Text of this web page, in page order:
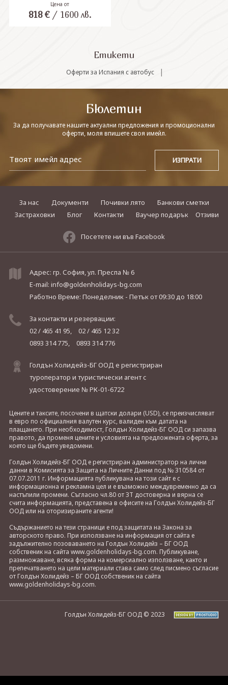
СВЪРЖЕТЕ СЕ С НАС
Цена от
818 €/ 1600 лв.
Етикети
Оферти за Испания с автобус |
Бюлетин
За да получавате нашите актуални предложения и промоционални
оферти, моля впишете своя имейл.
За нас Документи Почивки лято
Банкови сметки
Застраховки
Блог Контакти Ваучер подарък Отзиви
Посетете ни във Facebook
Адрес: гр. София, ул. Преспа № 6
E-mail: info@goldenholidays-bg.com
Работно Време: Понеделник - Петъкот 09:30 до 18:00
За контакти и резервации:
02 / 465 41 95,
02 / 465 12 32
0893 314 775,
0893 314 776
Голдън Холидейз-БГ ООД е регистриран
туроператор и туристически агент с
удостоверение № РК-01-6722
Цените и таксите, посочени в щатски долари (USD), се преизчисляват
в евро по официалния валутен курс, валиден към датата на
плащането. При необходимост, Голдън Холидейз-БГ ООД си запазва
правото, да променя цените и условията на предложената оферта, за
което ще бъдете уведомени.
Голдън Холидейз-БГ ООД е регистриран администратор на лични
данни в Комисията за Защита на Личните Данни под № 310584 от
07.07.2011 г. Информацията публикувана на този сайт е с
информационна и рекламна цел и е възможно междувременно да са
настъпили промени. Съгласно чл.80 от ЗТ достоверна и вярна се
счита информацията, представена в офисите на Голдън Холидейз-БГ
ООД или на оторизираните агенти!
Съдържанието на тези страници е под защитата на Закона за
авторското право. При използване на информация от сайта е
задължително позоваването на Голдън Холидейз – БГ ООД
собственик на сайта www.goldenholidays-bg.com. Публикуване,
размножаване, всяка форма на комерсиално използване, както и
препечатването на цели материали става само след писмено съгласие
от Голдън Холидейз – БГ ООД собственик на сайта
www.goldenholidays-bg.com.
Голдън Холидейз-БГ ООД © 2023